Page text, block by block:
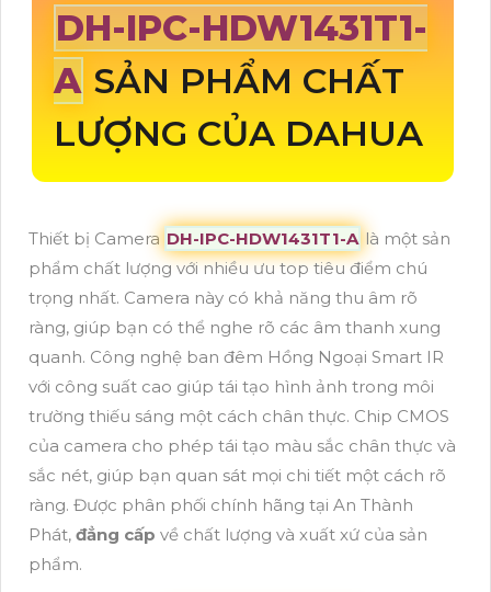
DH-IPC-HDW1431T1-
A SẢN PHẨM CHẤT
LƯỢNG CỦA DAHUA
Thiết bị Camera DH-IPC-HDW1431T1-A là một sản
phẩm chất lượng với nhiều ưu top tiêu điểm chú
trọng nhất. Camera này có khả năng thu âm rõ
ràng, giúp bạn có thể nghe rõ các âm thanh xung
quanh. Công nghệ ban đêm Hồng Ngoại Smart IR
với công suất cao giúp tái tạo hình ảnh trong môi
trường thiếu sáng một cách chân thực. Chip CMOS
của camera cho phép tái tạo màu sắc chân thực và
sắc nét, giúp bạn quan sát mọi chi tiết một cách rõ
ràng. Được phân phối chính hãng tại An Thành
Phát, đẳng cấp về chất lượng và xuất xứ của sản
phẩm.